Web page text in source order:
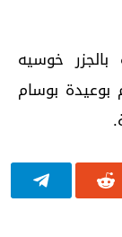
خوسيه
بوعيدة بوسام